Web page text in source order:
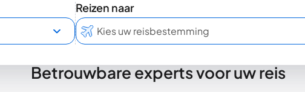
Reizen naar
Betrouwbare experts voor uw reis